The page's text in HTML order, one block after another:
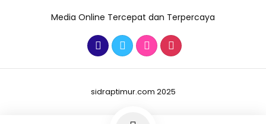
Media Online Tercepat dan Terpercaya
sidraptimur.com 2025